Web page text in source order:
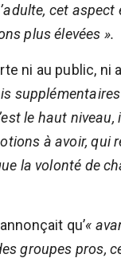
cet
plus élevées ».
ni au public, ni
supplémentaires
le haut
à avoir, qui
la volonté de
qu’«
groupes pros,